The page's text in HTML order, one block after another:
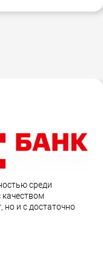
среди
качеством
но и с достаточно